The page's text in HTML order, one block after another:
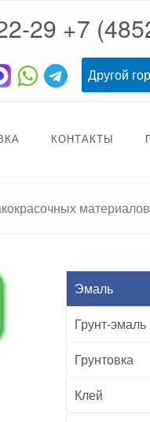
29 +7
КОНТАКТЫ
материалов
Эмаль
Грунт-эмаль
Грунтовка
Клей